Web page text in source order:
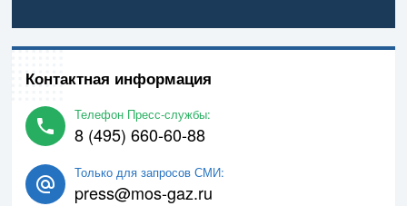
Контактная информация
Телефон Пресс-службы:
8 (495) 660-60-88
Только для запросов СМИ:
press@mos-gaz.ru